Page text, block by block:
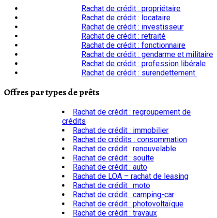
Rachat de crédit : propriétaire
Rachat de crédit : locataire
Rachat de crédit : investisseur
Rachat de crédit : retraité
Rachat de crédit : fonctionnaire
Rachat de crédit : gendarme et militaire
Rachat de crédit : profession libérale
Rachat de crédit : surendettement
Offres par types de prêts
Rachat de crédit : regroupement de
crédits
Rachat de crédit : immobilier
Rachat de crédits : consommation
Rachat de crédit : renouvelable
Rachat de crédit : soulte
Rachat de crédit : auto
Rachat de LOA – rachat de leasing
Rachat de crédit : moto
Rachat de crédit : camping-car
Rachat de crédit : photovoltaïque
Rachat de crédit : travaux